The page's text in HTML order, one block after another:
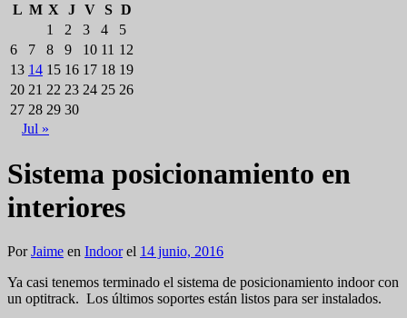
L M X J V S D
1
2 3 4
5
6
7 8 9 10 11 12
13 14 15 16 17 18 19
20 21 22 23 24 25 26
27 28 29 30
Jul »
Sistema posicionamiento en
interiores
PorJaime en Indoorel 14 junio, 2016
Ya casi tenemos terminado el sistema de posicionamiento indoor con
un optitrack. Los últimos soportes están listos para ser instalados.